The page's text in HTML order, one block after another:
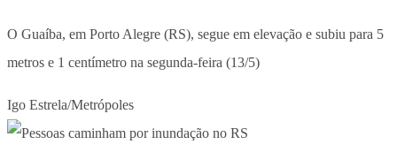
O Guaíba, em Porto Alegre (RS), segue em elevação e subiu para 5
metros e 1 centímetro na segunda-feira (13/5)
Igo Estrela/Metrópoles